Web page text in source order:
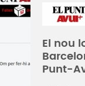
El nou
Punt-